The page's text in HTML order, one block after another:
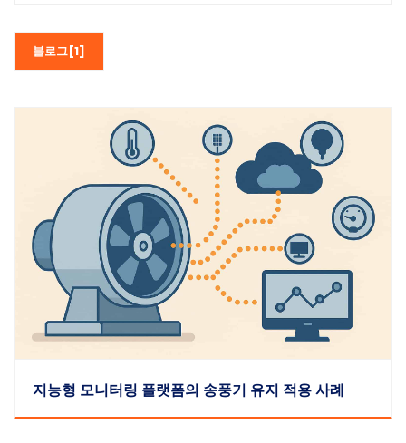
블로그[1]
지능형 모니터링 플랫폼의 송풍기 유지 적용 사례